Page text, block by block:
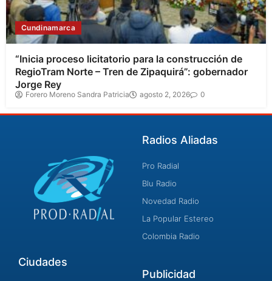
Cundinamarca
“Inicia proceso licitatorio para la construcción de
RegioTram Norte – Tren de Zipaquirá”: gobernador
Jorge Rey
Forero Moreno Sandra Patricia agosto 2, 2026 0
Radios Aliadas
Pro Radial
Blu Radio
Novedad Radio
La Popular Estereo
Colombia Radio
Ciudades
Publicidad